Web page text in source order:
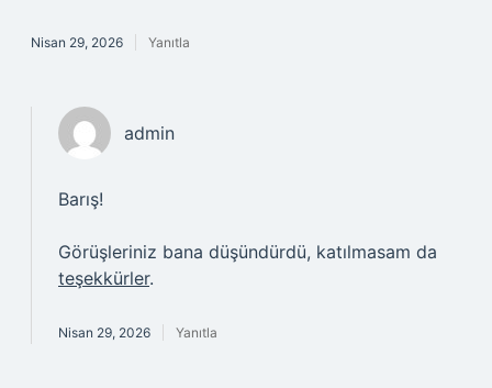
Nisan 29, 2026 Yanıtla
admin
Barış!
Görüşleriniz bana düşündürdü, katılmasam da
teşekkürler.
Nisan 29, 2026 Yanıtla